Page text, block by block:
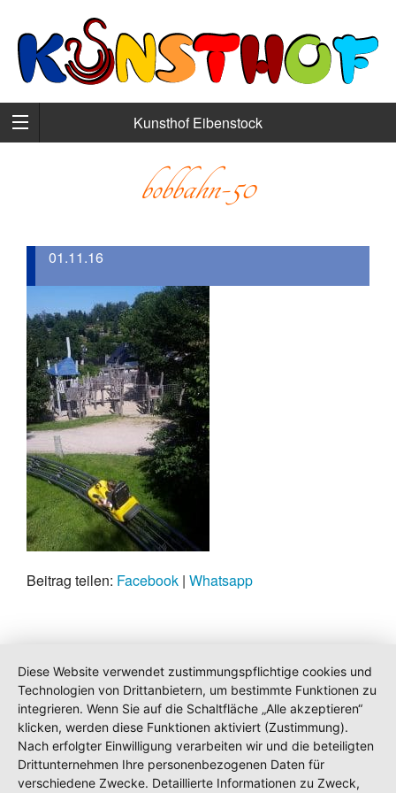
Kunsthof Eibenstock
bobbahn-50
01.11.16
Beitrag teilen: Facebook | Whatsapp
Diese Website verwendet zustimmungspflichtige cookies und
Technologien von Drittanbietern, um bestimmte Funktionen zu
integrieren. Wenn Sie auf die Schaltfläche „Alle akzeptieren“
klicken, werden diese Funktionen aktiviert (Zustimmung).
Nach erfolgter Einwilligung verarbeiten wir und die beteiligten
Drittunternehmen Ihre personenbezogenen Daten für
verschiedene Zwecke. Detaillierte Informationen zu Zweck,